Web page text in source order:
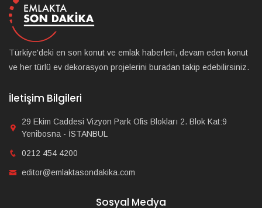
Türkiye'deki en son konut ve emlak haberleri, devam eden konut
ve her türlü ev dekorasyon projelerini buradan takip edebilirsiniz.
İletişim Bilgileri
29 Ekim Caddesi Vizyon Park Ofis Blokları 2. Blok Kat:9
Yenibosna - İSTANBUL
0212 454 4200
editor@emlaktasondakika.com
Sosyal Medya